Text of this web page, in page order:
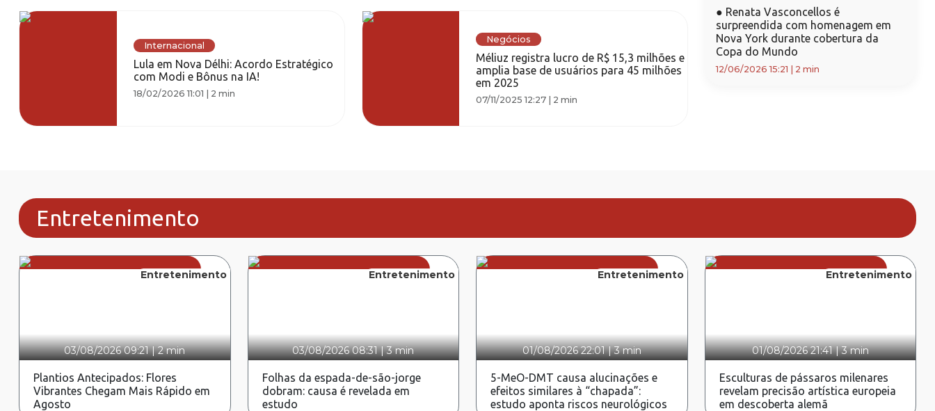
Internacional
Lula em Nova Délhi: Acordo Estratégico
com Modi e Bônus na IA!
18/02/2026 11:01 | 2 min
Negócios
Méliuz registra lucro de R$ 15,3 milhões e
amplia base de usuários para 45 milhões
em 2025
07/11/2025 12:27 | 2 min
● Renata Vasconcellos é
surpreendida com homenagem em
Nova York durante cobertura da
Copa do Mundo
12/06/2026 15:21 2 min
Entretenimento
Entretenimento
03/08/2026 09:21|2 min
Plantios Antecipados: Flores
Vibrantes Chegam Mais Rápido em
Agosto
Entretenimento
03/08/2026 08:31|3 min
Folhas da espada-de-são-jorge
dobram: causa é revelada em
estudo
Entretenimento
01/08/2026 22:01|3 min
5-MeO-DMT causa alucinações e
efeitos similares à “chapada”:
estudo aponta riscos neurológicos
Entretenimento
01/08/2026 21:41|3 min
Esculturas de pássaros milenares
revelam precisão artística europeia
em descoberta alemã